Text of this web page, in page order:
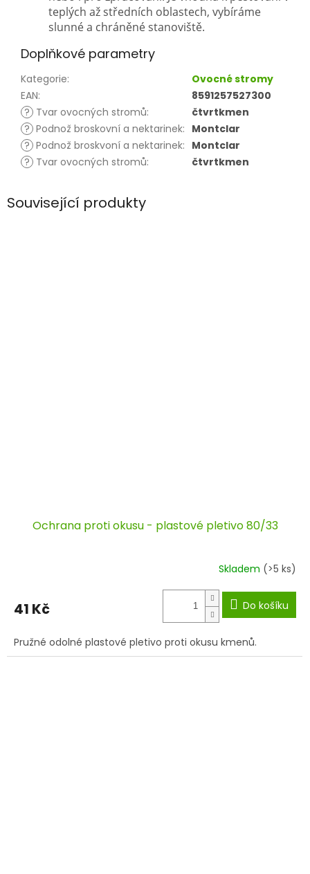
teplých až středních oblastech, vybíráme
slunné a chráněné stanoviště.
Doplňkové parametry
Kategorie:
Ovocné stromy
EAN:
8591257527300
? Tvar ovocných stromů:
čtvrtkmen
? Podnož broskovní a nektarinek: Montclar
? Podnož broskvoní a nektarinek: Montclar
? Tvar ovocných stromů: čtvrtkmen
Související produkty
Ochrana proti okusu - plastové pletivo 80/33
Skladem (>5 ks)
41 Kč Do košíku
Pružné odolné plastové pletivo proti okusu kmenů.